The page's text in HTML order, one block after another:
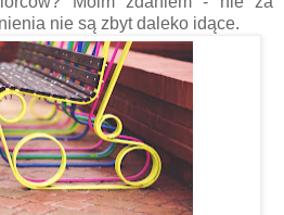
nie są zbyt daleko idące.